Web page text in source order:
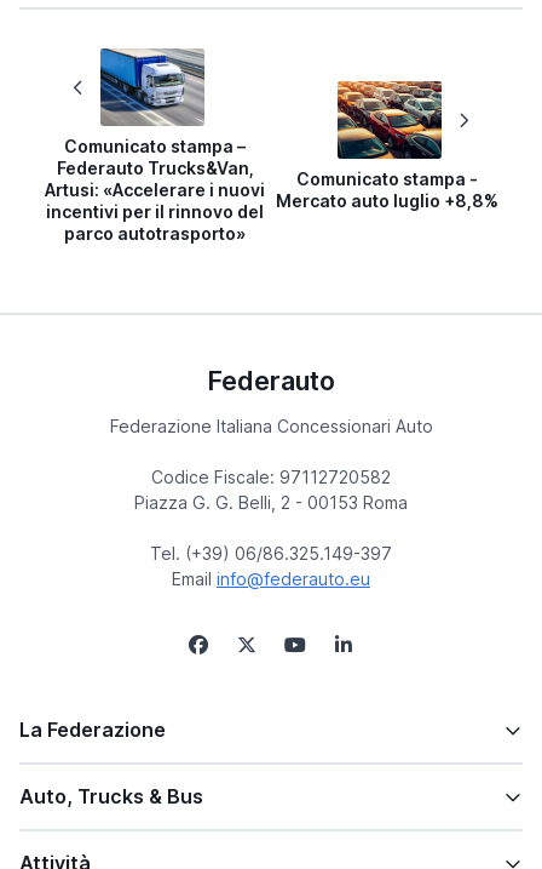
Comunicato stampa –
Federauto Trucks&Van,
Artusi: «Accelerare i nuovi
incentivi per il rinnovo del
parco autotrasporto»
Comunicato stampa -
Mercato auto luglio +8,8%
Federauto
Federazione Italiana Concessionari Auto
Codice Fiscale: 97112720582
Piazza G. G. Belli, 2 - 00153 Roma
Tel. (+39) 06/86.325.149-397
Email info@federauto.eu
La Federazione
Auto, Trucks & Bus
Attività